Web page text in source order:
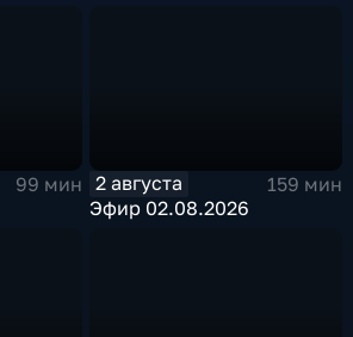
99 мин
2 августа
159 мин
Эфир 02.08.2026